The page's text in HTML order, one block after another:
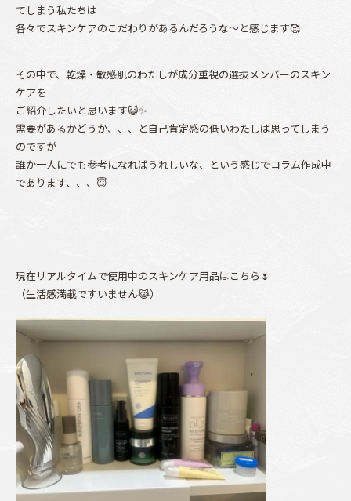
てしまう私たちは
各々でスキンケアのこだわりがあるんだろうな～と感じます🥰
その中で、乾燥・敏感肌のわたしが成分重視の選抜メンバーのスキン
ケアを
ご紹介したいと思います😺✨
需要があるかどうか、、、と自己肯定感の低いわたしは思ってしまう
のですが
誰か一人にでも参考になればうれしいな、という感じでコラム作成中
であります、、、😇
現在リアルタイムで使用中のスキンケア用品はこちら🌷
（生活感満載ですいません😹）